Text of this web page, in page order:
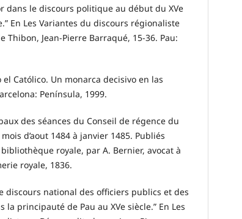
dans le discours politique au début du XVe
En Les Variantes du discours régionaliste
Thibon, Jean-Pierre Barraqué, 15-36. Pau:
Católico. Un monarca decisivo en las
Península, 1999.
des séances du Conseil de régence du
d’aout 1484 à janvier 1485. Publiés
royale, par A. Bernier, avocat à
royale, 1836.
discours national des officiers publics et des
principauté de Pau au XVe siècle.” En Les